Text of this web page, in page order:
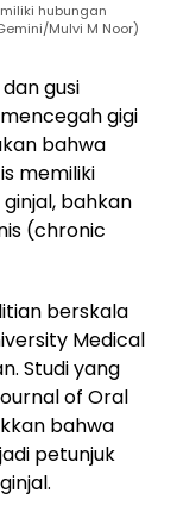
hubungan
Mulvi M Noor)
gusi
gigi
bahwa
memiliki
bahkan
(chronic
berskala
Medical
Studi yang
of Oral
bahwa
petunjuk